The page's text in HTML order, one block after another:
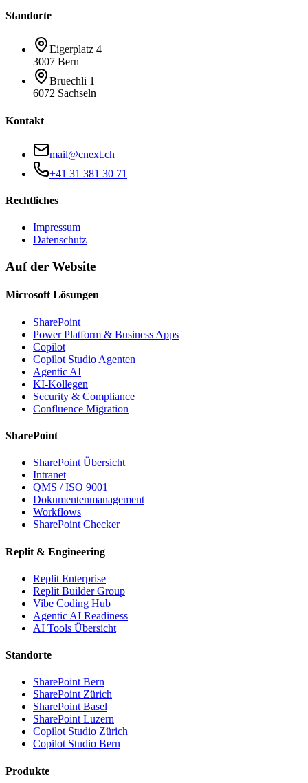
Standorte
Eigerplatz 4
3007 Bern
Bruechli 1
6072 Sachseln
Kontakt
mail@cnext.ch
+41 31 381 30 71
Rechtliches
Impressum
Datenschutz
Auf der Website
Microsoft Lösungen
SharePoint
Power Platform & Business Apps
Copilot
Copilot Studio Agenten
Agentic AI
KI-Kollegen
Security & Compliance
Confluence Migration
SharePoint
SharePoint Übersicht
Intranet
QMS / ISO 9001
Dokumentenmanagement
Workflows
SharePoint Checker
Replit & Engineering
Replit Enterprise
Replit Builder Group
Vibe Coding Hub
Agentic AI Readiness
AI Tools Übersicht
Standorte
SharePoint Bern
SharePoint Zürich
SharePoint Basel
SharePoint Luzern
Copilot Studio Zürich
Copilot Studio Bern
Produkte